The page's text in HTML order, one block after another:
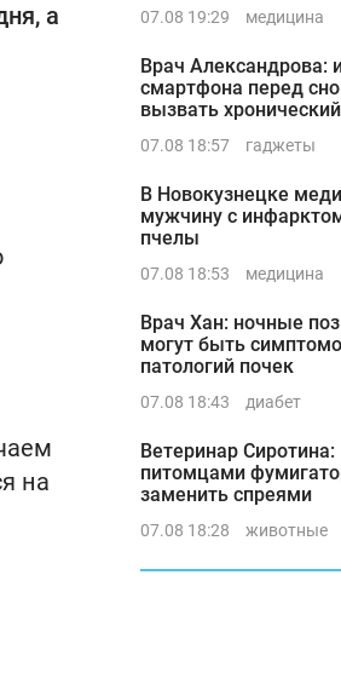
а
на
07.08 19:29 медицина
Врач Александрова:
смартфона перед
вызвать
07.08 18:57 гаджеты
В Новокузнецке
мужчину с
пчелы
07.08 18:53 медицина
Врач Хан: ночные
могут быть
патологий почек
07.08 18:43 диабет
Ветеринар
питомцами
заменить спреями
07.08 18:28 животные